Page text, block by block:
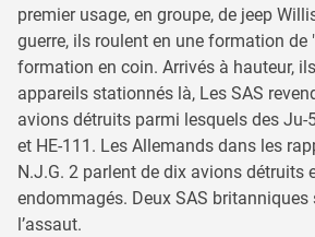
premier usage, en groupe, de jeep
guerre, ils roulent en une formation de
formation en coin. Arrivés à hauteur,
appareils stationnés là, Les SAS
avions détruits parmi lesquels des Ju-
et HE-111. Les Allemands dans les
N.J.G. 2 parlent de dix avions détruits
endommagés. Deux SAS britanniques
l’assaut.